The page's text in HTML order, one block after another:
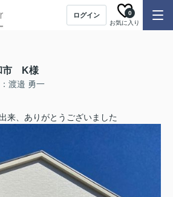
ログイン
お気に入り
0
市 K様
渡邉 勇一
来、ありがとうございました